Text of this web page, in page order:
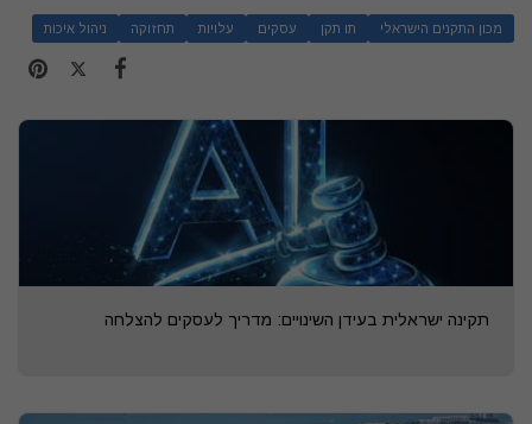
מכון התקנים הישראלי תו תקן עסקים עלויות תחזוקה ניהול איכות
תקינה ישראלית בעידן השינויים: מדריך לעסקים להצלחה